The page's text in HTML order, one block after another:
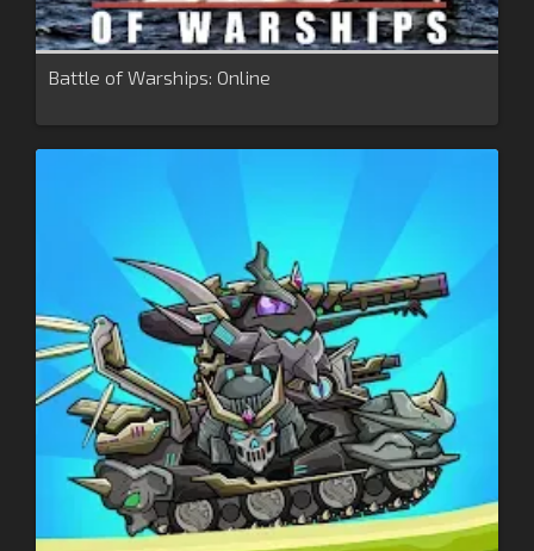
Battle of Warships: Online